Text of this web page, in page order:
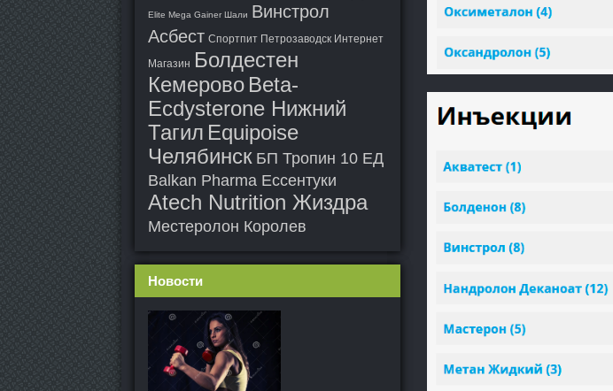
Elite Mega Gainer Шали Винстрол
Асбест Спортпит Петрозаводск Интернет
Магазин Болдестен
Кемерово Beta-
Ecdysterone Нижний
Тагил Equipoise
Челябинск БП Тропин 10 ЕД
Balkan Pharma Ессентуки
Atech Nutrition Жиздра
Местеролон Королев
Новости